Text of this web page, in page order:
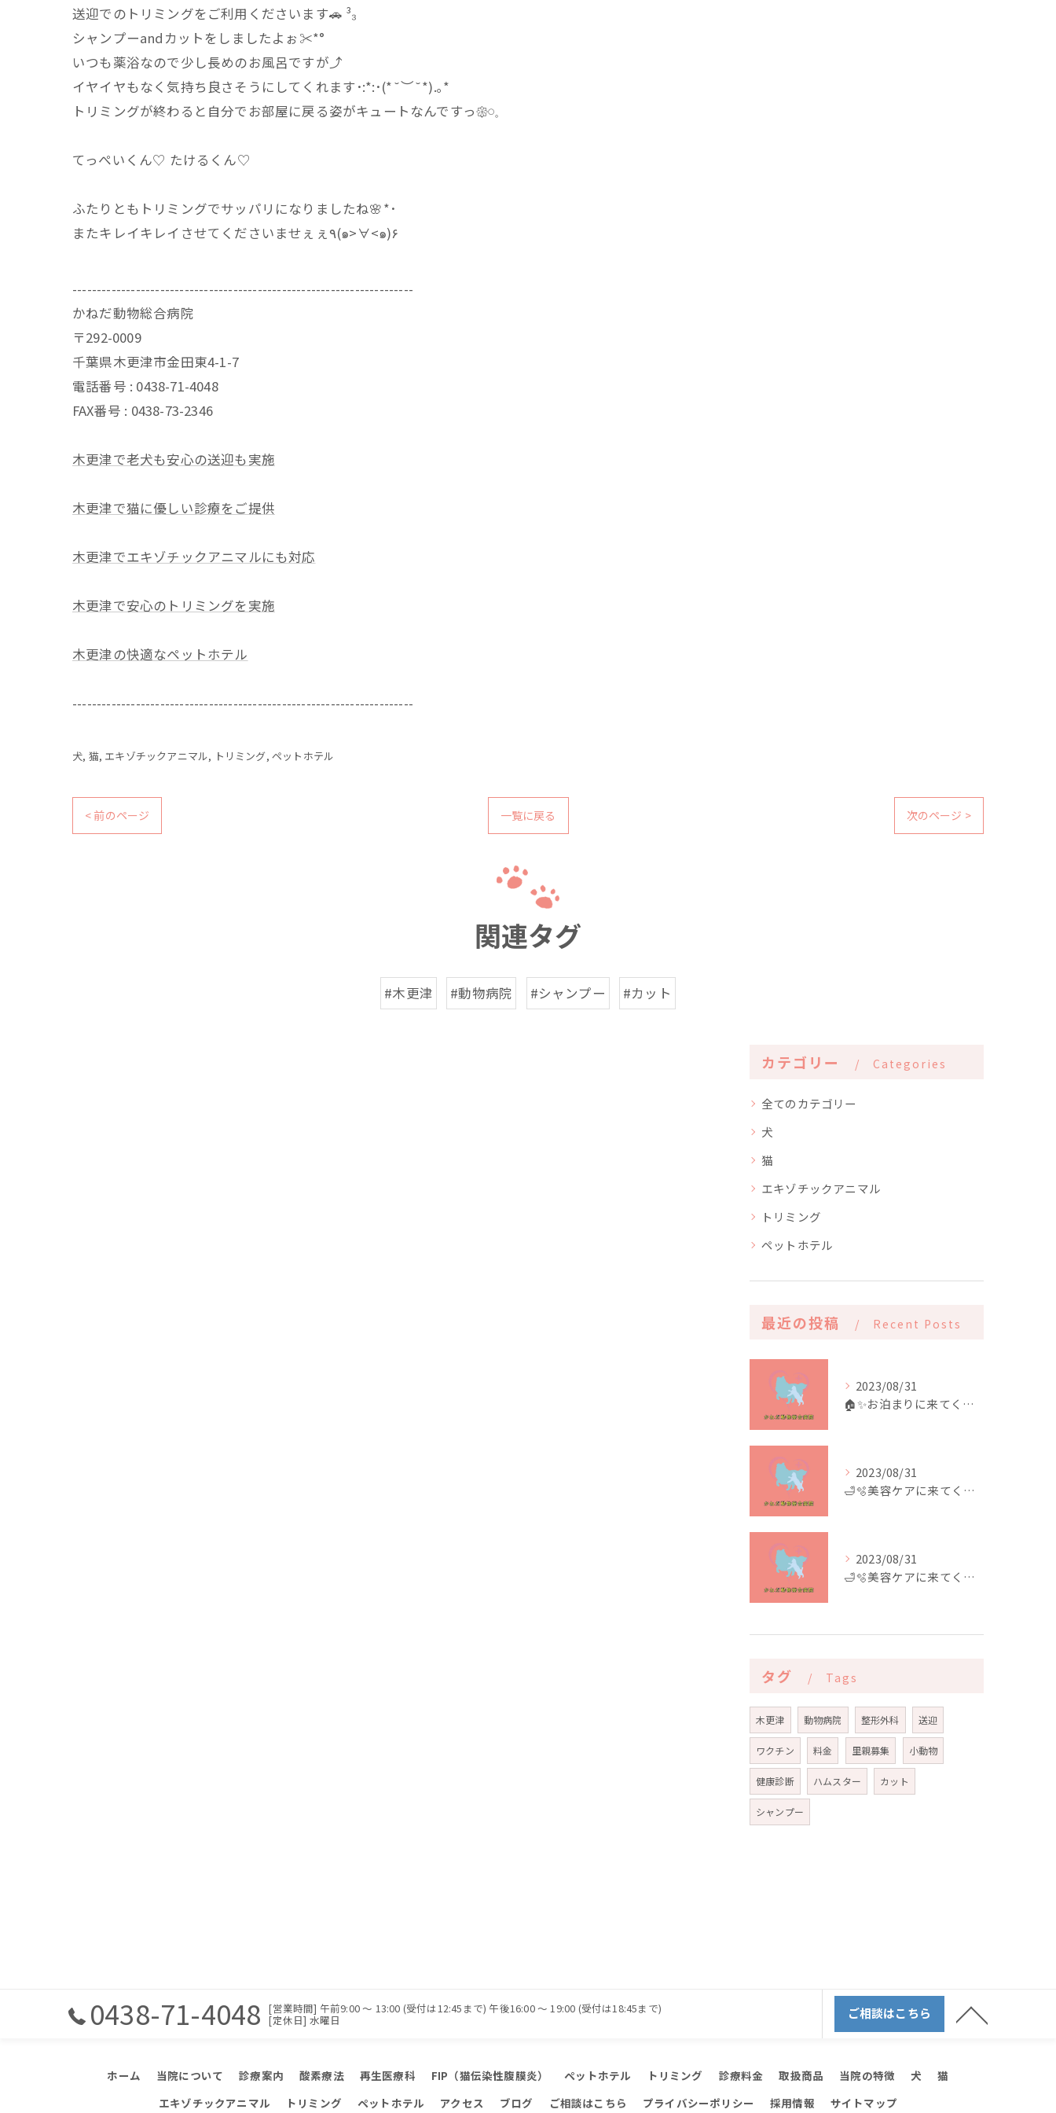
送迎でのトリミングをご利用くださいます🚗 ³₃
シャンプーandカットをしましたよぉ✂️*°
いつも薬浴なので少し長めのお風呂ですが⤴︎
イヤイヤもなく気持ち良さそうにしてくれます･:*:･(*˘︶˘*).｡*
トリミングが終わると自分でお部屋に戻る姿がキュートなんですっ𑁍𓏸𓈒
てっぺいくん♡ たけるくん♡
ふたりともトリミングでサッパリになりましたね🌸*･
またキレイキレイさせてくださいませぇぇ٩(๑>∀<๑)۶
----------------------------------------------------------------------
かねだ動物総合病院
〒292-0009
千葉県木更津市金田東4-1-7
電話番号 : 0438-71-4048
FAX番号 : 0438-73-2346
木更津で老犬も安心の送迎も実施
木更津で猫に優しい診療をご提供
木更津でエキゾチックアニマルにも対応
木更津で安心のトリミングを実施
木更津の快適なペットホテル
----------------------------------------------------------------------
犬 猫 エキゾチックアニマル トリミング ペットホテル
< 前のページ 一覧に戻る 次のページ >
関連タグ
#木更津 #動物病院 #シャンプー #カット
カテゴリー Categories
全てのカテゴリー
犬
猫
エキゾチックアニマル
トリミング
ペットホテル
最近の投稿 Recent Posts
2023/08/31
🏠✨️お泊まりに来てくれたお友達✨️🏠
2023/08/31
🛁🫧美容ケアに来てくれたお友達🫧🛁
2023/08/31
🛁🫧美容ケアに来てくれたお友達🫧🛁
タグ Tags
木更津 動物病院 整形外科 送迎
ワクチン 料金 里親募集 小動物
健康診断 ハムスター カット
シャンプー
0438-71-4048 [営業時間] 午前9:00 〜 13:00 (受付は12:45まで) 午後16:00 〜 19:00 (受付は18:45まで)
[定休日] 水曜日 ご相談はこちら
ホーム 当院について 診療案内 酸素療法 再生医療科 FIP（猫伝染性腹膜炎） ペットホテル トリミング 診療料金 取扱商品 当院の特徴 犬
猫
エキゾチックアニマル
トリミング ペットホテル アクセス ブログ ご相談はこちら プライバシーポリシー 採用情報 サイトマップ